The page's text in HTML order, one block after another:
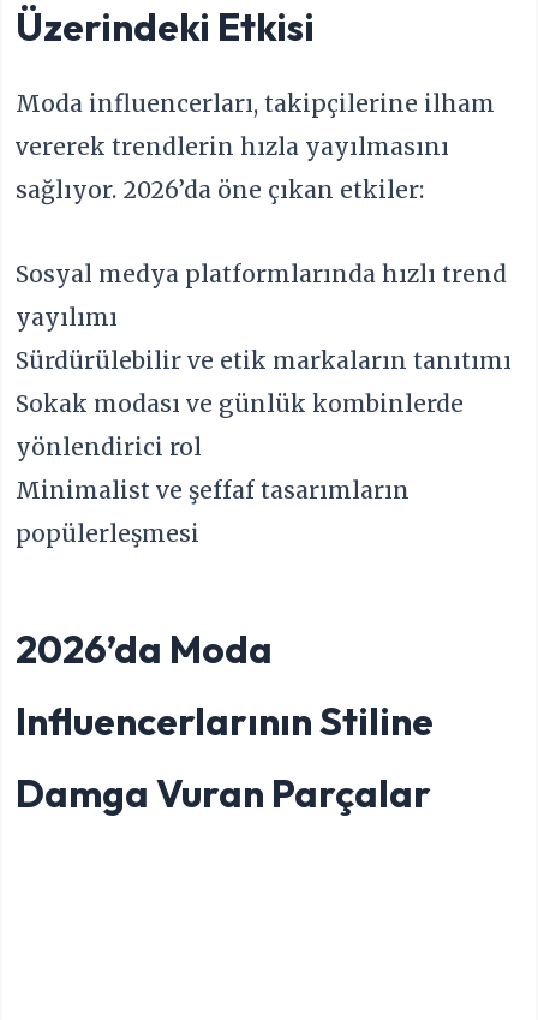
Üzerindeki Etkisi
Moda influencerları, takipçilerine ilham
vererek trendlerin hızla yayılmasını
sağlıyor. 2026’da öne çıkan etkiler:
Sosyal medya platformlarında hızlı trend
yayılımı
Sürdürülebilir ve etik markaların tanıtımı
Sokak modası ve günlük kombinlerde
yönlendirici rol
Minimalist ve şeffaf tasarımların
popülerleşmesi
2026’da Moda
Influencerlarının Stiline
Damga Vuran Parçalar